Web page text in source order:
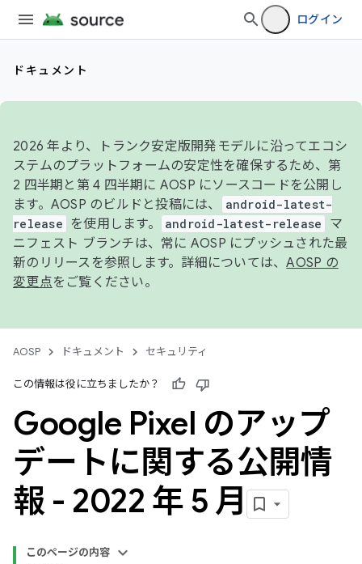
ログイン
ドキュメント
2026 年より、トランク安定版開発モデルに沿ってエコシ
ステムのプラットフォームの安定性を確保するため、第
2 四半期と第 4 四半期に AOSP にソースコードを公開し
ます。AOSP のビルドと投稿には、
android-latest-
release
を使用します。 android-latest-release
マ
ニフェスト ブランチは、常に AOSP にプッシュされた最
新のリリースを参照します。詳細については、AOSP の
変更点をご覧ください。
AOSP ドキュメント セキュリティ
この情報は役に立ちましたか？
Google Pixel のアップ
デートに関する公開情
報 - 2022 年 5 月
このページの内容